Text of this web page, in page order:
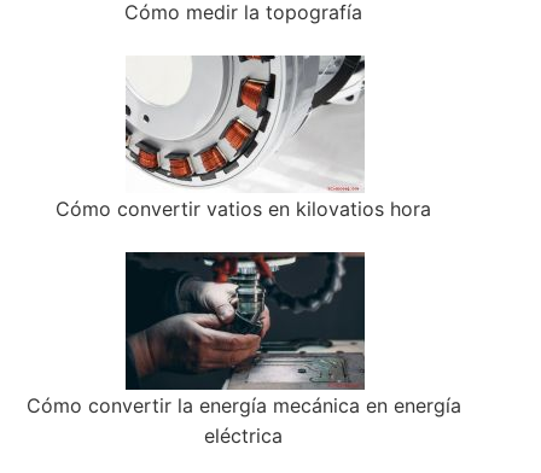
Cómo medir la topografía
Cómo convertir vatios en kilovatios hora
Cómo convertir la energía mecánica en energía
eléctrica